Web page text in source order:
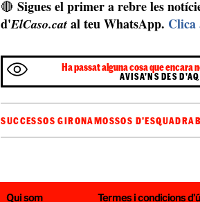
🔴Sigues el primer a rebre les
d'ElCaso.cat al teu WhatsApp. Clica
Ha passat alguna cosa que encara
AVISA'NS DES
SUCCESSOS GIRONAMOSSOS D'ESQUADRA
Qui som Termes i condicions